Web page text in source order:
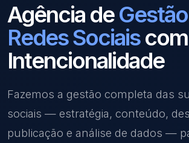
Agência de
Redes Sociaiscom
Intencionalidade
Fazemos a gestão completa das
sociais — estratégia, conteúdo,
publicação e análise de dados —